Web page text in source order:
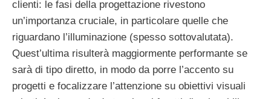
clienti: le fasi della progettazione rivestono
un’importanza cruciale, in particolare quelle che
riguardano l’illuminazione (spesso sottovalutata).
Quest’ultima risulterà maggiormente performante se
sarà di tipo diretto, in modo da porre l’accento su
progetti e focalizzare l’attenzione su obiettivi visuali